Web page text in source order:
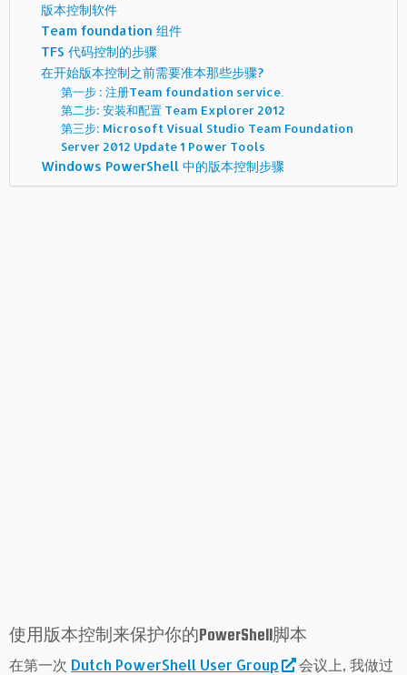
版本控制软件
Team foundation 组件
TFS 代码控制的步骤
在开始版本控制之前需要准本那些步骤?
第一步 : 注册Team foundation service.
第二步: 安装和配置 Team Explorer 2012
第三步: Microsoft Visual Studio Team Foundation
Server 2012 Update 1 Power Tools
Windows PowerShell 中的版本控制步骤
使用版本控制来保护你的PowerShell脚本
在第一次 Dutch PowerShell User Group
会议上, 我做过